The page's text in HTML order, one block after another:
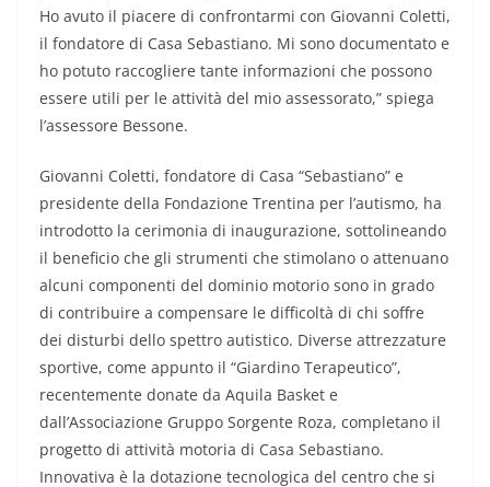
Ho avuto il piacere di confrontarmi con Giovanni Coletti,
il fondatore di Casa Sebastiano. Mi sono documentato e
ho potuto raccogliere tante informazioni che possono
essere utili per le attività del mio assessorato,” spiega
l’assessore Bessone.
Giovanni Coletti, fondatore di Casa “Sebastiano” e
presidente della Fondazione Trentina per l’autismo, ha
introdotto la cerimonia di inaugurazione, sottolineando
il beneficio che gli strumenti che stimolano o attenuano
alcuni componenti del dominio motorio sono in grado
di contribuire a compensare le difficoltà di chi soffre
dei disturbi dello spettro autistico. Diverse attrezzature
sportive, come appunto il “Giardino Terapeutico”,
recentemente donate da Aquila Basket e
dall’Associazione Gruppo Sorgente Roza, completano il
progetto di attività motoria di Casa Sebastiano.
Innovativa è la dotazione tecnologica del centro che si